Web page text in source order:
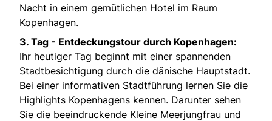
Nacht in einem gemütlichen Hotel im Raum
Kopenhagen.
3. Tag - Entdeckungstour durch Kopenhagen:
Ihr heutiger Tag beginnt mit einer spannenden
Stadtbesichtigung durch die dänische Hauptstadt.
Bei einer informativen Stadtführung lernen Sie die
Highlights Kopenhagens kennen. Darunter sehen
Sie die beeindruckende Kleine Meerjungfrau und